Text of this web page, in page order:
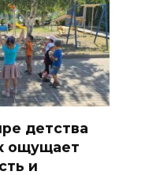
детства
ощущает
и